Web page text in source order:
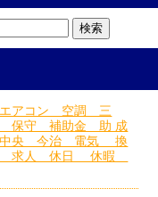
アコン 空調 三
保守 補助金 助 成
央 今治 電気 換
求人 休日 休暇